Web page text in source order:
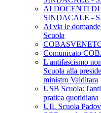
AI DOCENTI
SINDACALE -
Al via le
Scuola
Comunicato
L'antifascismo
Scuola alla
ministro Valditara
USB Scuola:
pratica quotidiana
UIL Scuola